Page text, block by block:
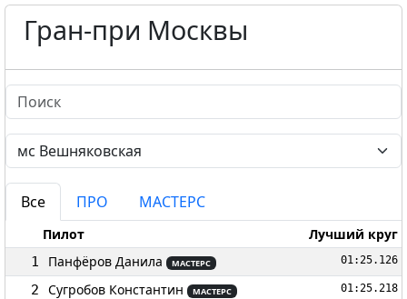
Гран-при Москвы
Все ПРО МАСТЕРС
Пилот Лучший круг
1 Панфёров Данила МАСТЕРС 01:25.126
2 Сугробов Константин МАСТЕРС 01:25.218